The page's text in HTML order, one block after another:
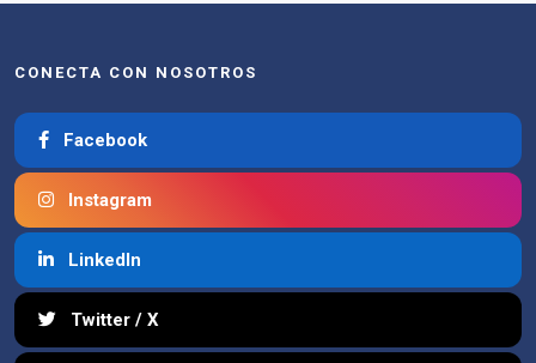
CONECTA CON NOSOTROS
Facebook
Instagram
LinkedIn
Twitter / X